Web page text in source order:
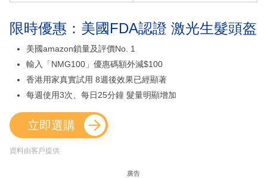
限時優惠：美國FDA認證 激光生髮頭盔
美國amazon鎖量及評價No. 1
輸入「NMG100」優惠碼額外減$100
香港用家真實試用 8週後效果已經顯著
每週使用3次、每日25分鐘 髮量明顯增加
立即選購
資料由客戶提供
廣告